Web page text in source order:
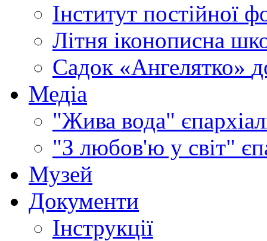
Інститут постійної
Літня іконописна
Садок «Ангелятко»
Медіа
"Жива вода"
"З любов'ю у світ"
Музей
Документи
Інструкції